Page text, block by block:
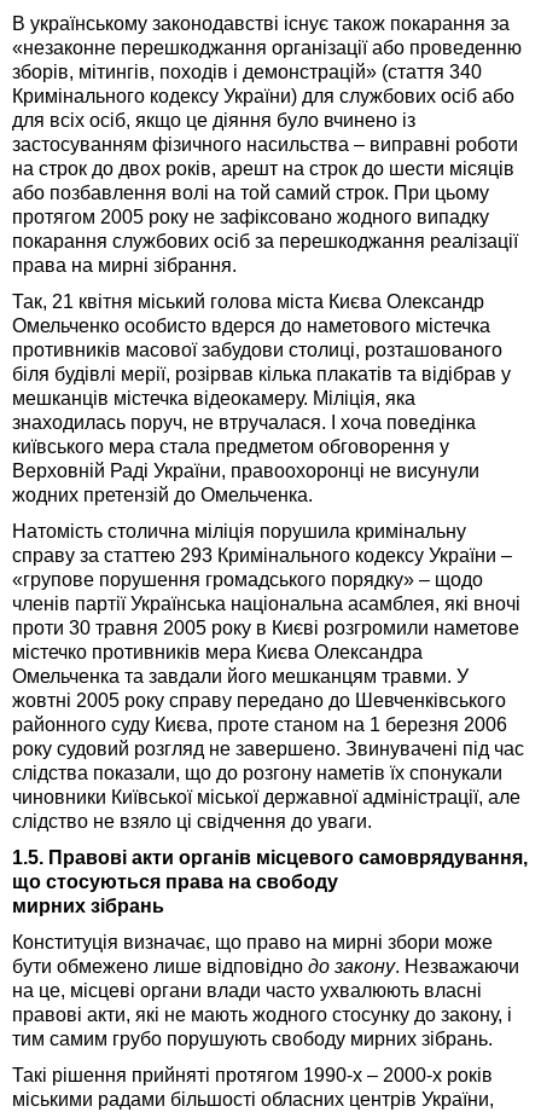
В українському законодавстві існує також покарання за
«незаконне перешкоджання організації або проведенню
зборів, мітингів, походів і демонстрацій» (стаття 340
Кримінального кодексу України) для службових осіб або
для всіх осіб, якщо це діяння було вчинено із
застосуванням фізичного насильства – виправні роботи
на строк до двох років, арешт на строк до шести місяців
або позбавлення волі на той самий строк. При цьому
протягом 2005 року не зафіксовано жодного випадку
покарання службових осіб за перешкоджання реалізації
права на мирні зібрання.
Так, 21 квітня міський голова міста Києва Олександр
Омельченко особисто вдерся до наметового містечка
противників масової забудови столиці, розташованого
біля будівлі мерії, розірвав кілька плакатів та відібрав у
мешканців містечка відеокамеру. Міліція, яка
знаходилась поруч, не втручалася. І хоча поведінка
київського мера стала предметом обговорення у
Верховній Раді України, правоохоронці не висунули
жодних претензій до Омельченка.
Натомість столична міліція порушила кримінальну
справу за статтею 293 Кримінального кодексу України –
«групове порушення громадського порядку» – щодо
членів партії Українська національна асамблея, які вночі
проти 30 травня 2005 року в Києві розгромили наметове
містечко противників мера Києва Олександра
Омельченка та завдали його мешканцям травми. У
жовтні 2005 року справу передано до Шевченківського
районного суду Києва, проте станом на 1 березня 2006
року судовий розгляд не завершено. Звинувачені під час
слідства показали, що до розгону наметів їх спонукали
чиновники Київської міської державної адміністрації, але
слідство не взяло ці свідчення до уваги.
1.5. Правові акти органів місцевого самоврядування,
що стосуються права на свободу
мирних зібрань
Конституція визначає, що право на мирні збори може
бути обмежено лише відповідно до закону. Незважаючи
на це, місцеві органи влади часто ухвалюють власні
правові акти, які не мають жодного стосунку до закону, і
тим самим грубо порушують свободу мирних зібрань.
Такі рішення прийняті протягом 1990-х – 2000-х років
міськими радами більшості обласних центрів України,